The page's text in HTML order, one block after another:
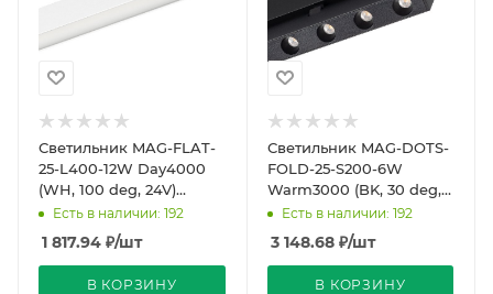
Светильник MAG-FLAT-
25-L400-12W Day4000
(WH, 100 deg, 24V)
(Arlight, IP20 Металл, 5
Есть в наличии: 192
1 817.94 ₽/шт
В КОРЗИНУ
Светильник MAG-DOTS-
FOLD-25-S200-6W
Warm3000 (BK, 30 deg,
24V) (Arlight, IP20
Металл, 5 лет)
Есть в наличии: 192
3 148.68₽/шт
В КОРЗИНУ